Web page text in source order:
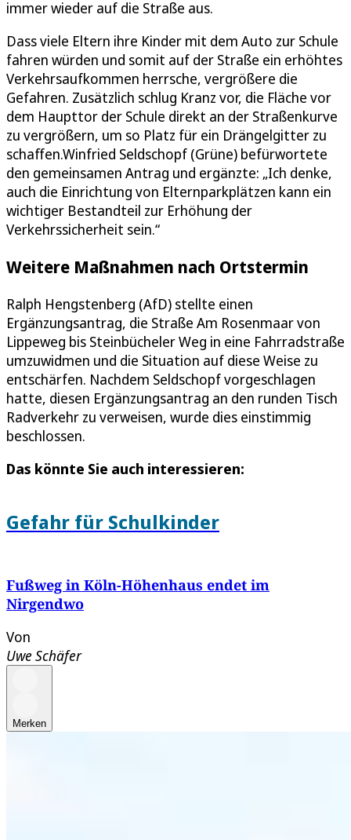
immer wieder auf die Straße aus.
Dass viele Eltern ihre Kinder mit dem Auto zur Schule
fahren würden und somit auf der Straße ein erhöhtes
Verkehrsaufkommen herrsche, vergrößere die
Gefahren. Zusätzlich schlug Kranz vor, die Fläche vor
dem Haupttor der Schule direkt an der Straßenkurve
zu vergrößern, um so Platz für ein Drängelgitter zu
schaffen.Winfried Seldschopf (Grüne) befürwortete
den gemeinsamen Antrag und ergänzte: „Ich denke,
auch die Einrichtung von Elternparkplätzen kann ein
wichtiger Bestandteil zur Erhöhung der
Verkehrssicherheit sein.“
Weitere Maßnahmen nach Ortstermin
Ralph Hengstenberg (AfD) stellte einen
Ergänzungsantrag, die Straße Am Rosenmaar von
Lippeweg bis Steinbücheler Weg in eine Fahrradstraße
umzuwidmen und die Situation auf diese Weise zu
entschärfen. Nachdem Seldschopf vorgeschlagen
hatte, diesen Ergänzungsantrag an den runden Tisch
Radverkehr zu verweisen, wurde dies einstimmig
beschlossen.
Das könnte Sie auch interessieren:
Gefahr für Schulkinder
Fußweg in Köln-Höhenhaus endet im
Nirgendwo
Von
Uwe Schäfer
Merken